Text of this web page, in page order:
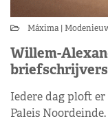
Máxima
Willem-
briefschrijvers
Iedere dag ploft
Paleis